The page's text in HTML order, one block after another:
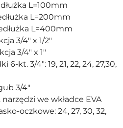
L=100mm
L=200mm
L=400mm
3/4" x 1/2"
3/4" x 1"
6-kt. 3/4": 19, 21, 22, 24, 27,30,
3/4"
narzędzi we wkładce EVA
oczkowe: 24, 27, 30, 32,